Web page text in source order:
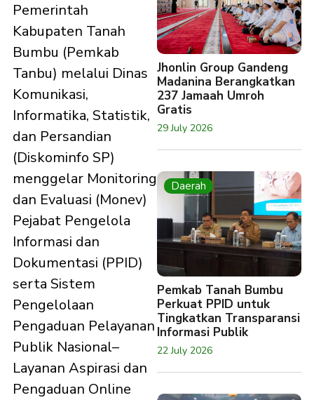
Pemerintah
Kabupaten Tanah
Bumbu (Pemkab
Tanbu) melalui Dinas
Komunikasi,
Informatika, Statistik,
dan Persandian
(Diskominfo SP)
menggelar Monitoring
dan Evaluasi (Monev)
Pejabat Pengelola
Informasi dan
Dokumentasi (PPID)
serta Sistem
Pengelolaan
Pengaduan Pelayanan
Publik Nasional–
Layanan Aspirasi dan
Pengaduan Online
Jhonlin Group Gandeng
Madanina Berangkatkan
237 Jamaah Umroh
Gratis
29 July 2026
Daerah
Pemkab Tanah Bumbu
Perkuat PPID untuk
Tingkatkan Transparansi
Informasi Publik
22 July 2026